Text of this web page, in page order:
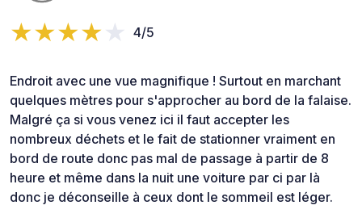
4/5
Endroit avec une vue magnifique ! Surtout en marchant
quelques mètres pour s'approcher au bord de la falaise.
Malgré ça si vous venez ici il faut accepter les
nombreux déchets et le fait de stationner vraiment en
bord de route donc pas mal de passage à partir de 8
heure et même dans la nuit une voiture par ci par là
donc je déconseille à ceux dont le sommeil est léger.